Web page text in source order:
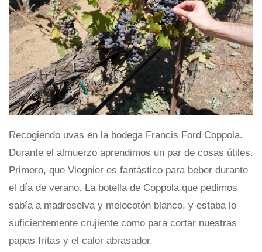
Recogiendo uvas en la bodega Francis Ford Coppola.
Durante el almuerzo aprendimos un par de cosas útiles.
Primero, que Viognier es fantástico para beber durante
el día de verano. La botella de Coppola que pedimos
sabía a madreselva y melocotón blanco, y estaba lo
suficientemente crujiente como para cortar nuestras
papas fritas y el calor abrasador.